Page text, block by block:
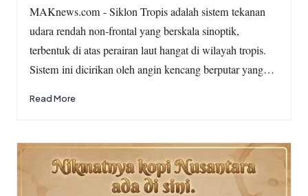
by
MAKnews.com - Siklon Tropis adalah sistem tekanan
udara rendah non-frontal yang berskala sinoptik,
terbentuk di atas perairan laut hangat di wilayah tropis.
Sistem ini dicirikan oleh angin kencang berputar yang…
Read More